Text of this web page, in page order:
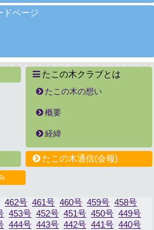
ドページ
たこの木クラブとは
たこの木の想い
概要
経緯
たこの木通信(会報)
462号 461号 460号 459号 458号
453号 452号 451号 450号 449号
444号 443号 442号 441号 440号